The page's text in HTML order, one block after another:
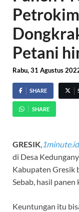
Petani
Rabu, 31 Agustus
SHARE
SHARE
GRESIK, 1minute.id
di Desa
Kabupaten Gresik
Sebab, hasil
Keuntungan itu